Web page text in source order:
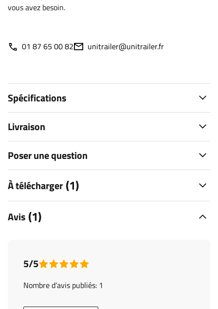
vous avez besoin.
01 87 65 00 82 unitrailer@unitrailer.fr
Spécifications
Livraison
Poser une question
À télécharger (1)
Avis (1)
5/5
Nombre d’avis publiés: 1